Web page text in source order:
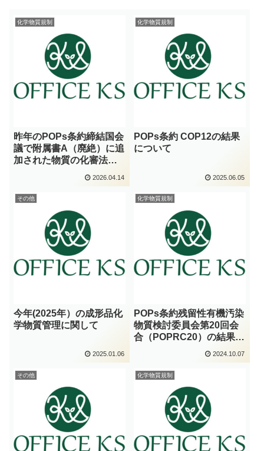
化学物質規制
昨年のPOPs条約締結国会
議で附属書A（廃絶）に追
加された物質の化審法政
2026.04.14
化学物質規制
POPs条約 COP12の結果
について
2025.06.05
その他
今年(2025年）の成形品化
学物質管理に関して
2025.01.06
化学物質規制
POPs条約残留性有機汚染
物質検討委員会第20回会
合（POPRC20）の結果に
2024.10.07
その他 化学物質規制